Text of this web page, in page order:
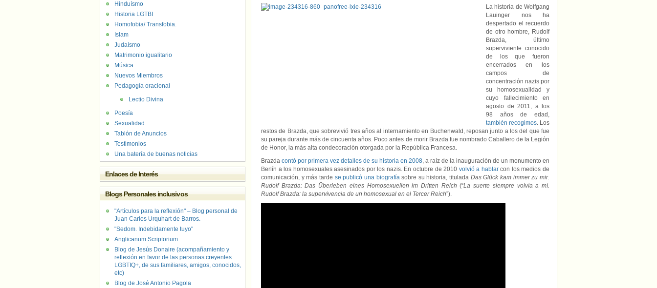
La historia de Wolfgang
Lauinger nos ha
despertado el recuerdo
de otro hombre, Rudolf
Brazda, último
superviviente conocido
de los que fueron
encerrados en los
campos de
concentración nazis por
su homosexualidad y
cuyo fallecimiento en
agosto de 2011, a los
98 años de edad,
también recogimos. Los
restos de Brazda, que sobrevivió tres años al internamiento en Buchenwald, reposan junto a los del que fue
su pareja durante más de cincuenta años. Poco antes de morir Brazda fue nombrado Caballero de la Legión
de Honor, la más alta condecoración otorgada por la República Francesa.
Brazda contó por primera vez detalles de su historia en 2008, a raíz de la inauguración de un monumento en
Berlín a los homosexuales asesinados por los nazis. En octubre de 2010 volvió a hablarcon los medios de
comunicación, y más tarde se publicó una biografíasobre su historia, titulada Das Glück kam immer zu mir.
Rudolf Brazda: Das Überleben eines Homosexuellen im Dritten Reich (“La suerte siempre volvía a mí.
Rudolf Brazda: la supervivencia de un homosexual en el Tercer Reich”).
Hinduísmo
Historia LGTBI
Homofobia/ Transfobia.
Islam
Judaísmo
Matrimonio igualitario
Música
Nuevos Miembros
Pedagogía oracional
Lectio Divina
Poesía
Sexualidad
Tablón de Anuncios
Testimonios
Una batería de buenas noticias
Enlaces de Interés
Blogs Personales inclusivos
"Artículos para la reflexión" – Blog personal de
Juan Carlos Urquhart de Barros.
"Sedom. Indebidamente tuyo"
Anglicanum Scriptorium
Blog de Jesús Donaire (acompañamiento y
reflexión en favor de las personas creyentes
LGBTIQ+, de sus familiares, amigos, conocidos,
etc)
Blog de José Antonio Pagola